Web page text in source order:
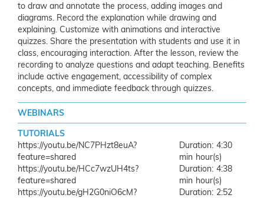
to draw and annotate the process, adding images and
diagrams. Record the explanation while drawing and
explaining. Customize with animations and interactive
quizzes. Share the presentation with students and use it in
class, encouraging interaction. After the lesson, review the
recording to analyze questions and adapt teaching. Benefits
include active engagement, accessibility of complex
concepts, and immediate feedback through quizzes.
WEBINARS
TUTORIALS
https://youtu.be/NC7PHzt8euA?
feature=shared
https://youtu.be/HCc7wzUH4ts?
feature=shared
https://youtu.be/gH2G0niO6cM?
4:30
min
4:38
min
2:52